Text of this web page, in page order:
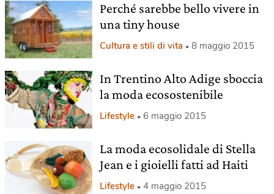
Perché sarebbe bello vivere in
una tiny house
Cultura e stili di vita 8 maggio 2015
In Trentino Alto Adige sboccia
la moda ecosostenibile
Lifestyle 6 maggio 2015
La moda ecosolidale di Stella
Jean e i gioielli fatti ad Haiti
Lifestyle 4 maggio 2015